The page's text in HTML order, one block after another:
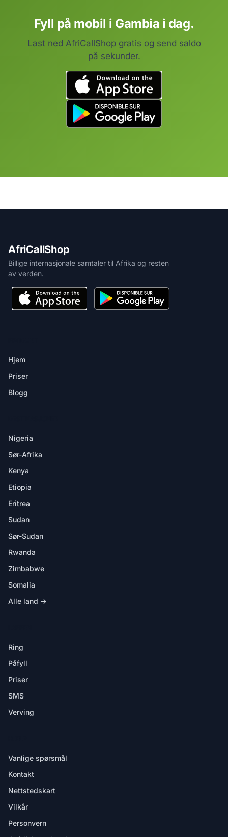
Fyll på mobil i Gambia i dag.
Last ned AfriCallShop gratis og send saldo
på sekunder.
AfriCallShop
Billige internasjonale samtaler til Afrika og resten
av verden.
Hjem
Priser
Blogg
Nigeria
Sør-Afrika
Kenya
Etiopia
Eritrea
Sudan
Sør-Sudan
Rwanda
Zimbabwe
Somalia
Alle land →
Ring
Påfyll
Priser
SMS
Verving
Vanlige spørsmål
Kontakt
Nettstedskart
Vilkår
Personvern